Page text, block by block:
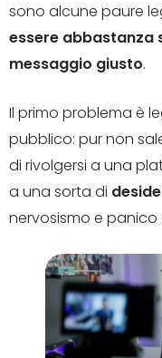
sono alcune paure
essere abbastanza
messaggio giusto.
Il primo problema è
pubblico: pur non
di rivolgersi a una
a una sorta di
nervosismo e